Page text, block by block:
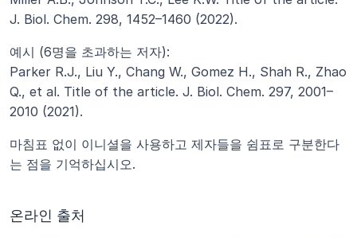
J. Biol. Chem. 298, 1452–1460 (2022).
예시 (6명을 초과하는 저자):
Parker R.J., Liu Y., Chang W., Gomez H., Shah R., Zhao
Q., et al. Title of the article. J. Biol. Chem. 297, 2001–
2010 (2021).
마침표 없이 이니셜을 사용하고 제자들을 쉼표로 구분한다
는 점을 기억하십시오.
온라인 출처